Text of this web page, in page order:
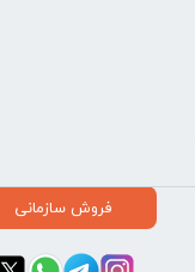
فروش سازمانی